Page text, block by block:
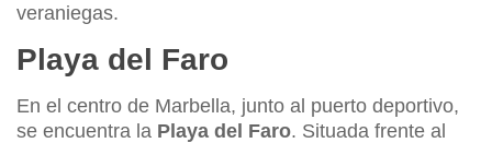
veraniegas.
Playa del Faro
En el centro de Marbella, junto al puerto deportivo,
se encuentra la Playa del Faro. Situada frente al